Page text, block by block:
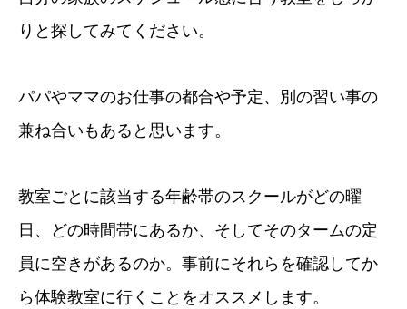
りと探してみてください。
パパやママのお仕事の都合や予定、別の習い事の
兼ね合いもあると思います。
教室ごとに該当する年齢帯のスクールがどの曜
日、どの時間帯にあるか、そしてそのタームの定
員に空きがあるのか。事前にそれらを確認してか
ら体験教室に行くことをオススメします。